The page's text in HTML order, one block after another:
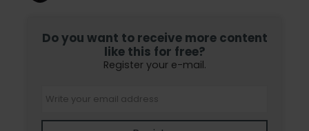
Do you want to receive more content
like this for free?
Register your e-mail.